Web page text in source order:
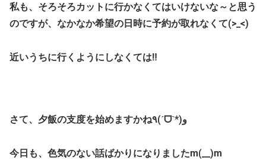
私も、そろそろカットに行かなくてはいけないな～と思う
のですが、なかなか希望の日時に予約が取れなくて(>_<)
近いうちに行くようにしなくては‼
さて、夕飯の支度を始めますかね٩(ˊᗜˋ*)و
今日も、色気のない話ばかりになりましたm(__)m